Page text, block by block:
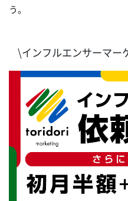
う。
\インフルエンサーマー